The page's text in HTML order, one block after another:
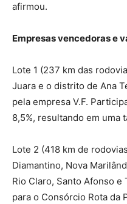
afirmou.
Empresas vencedoras e
Lote 1 (237 km das
Juara e o distrito de Ana
pela empresa V.F.
8,5%, resultando em uma
Lote 2 (418 km de
Diamantino, Nova
Rio Claro, Santo Afonso e
para o Consórcio Rota da